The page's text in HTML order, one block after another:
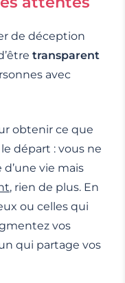
de déception
transparent
avec
obtenir ce que
départ : vous ne
vie mais
, rien de plus. En
ou celles qui
vos
qui partage vos